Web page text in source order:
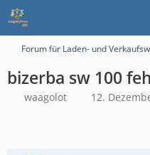
Forum für Laden- und
bizerba sw 100
waagolot 12.